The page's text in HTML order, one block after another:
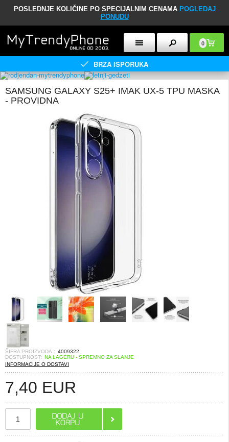
POSLEDNJE KOLIČINE PO SPECIJALNIM CENAMA POGLEDAJ
PONUDU
0
BRZA ISPORUKA
SAMSUNG GALAXY S25+ IMAK UX-5 TPU MASKA
- PROVIDNA
ŠIFRA PROIZVODA:: 4009322
DOSTUPNOST: NA LAGERU - SPREMNO ZA SLANJE
INFORMACIJE O DOSTAVI
7,40 EUR